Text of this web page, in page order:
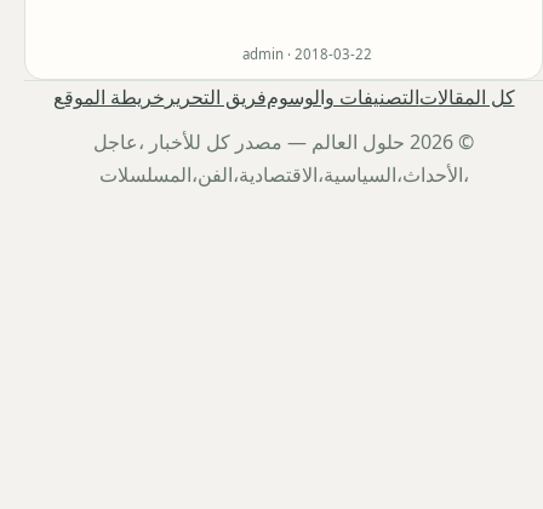
admin · 2018-03-22
كل المقالاتالتصنيفات والوسومفريق التحرير خريطة الموقع
© 2026 حلول العالم — مصدر كل للأخبار ،عاجل
،الأحداث،السياسية،الاقتصادية،الفن،المسلسلات